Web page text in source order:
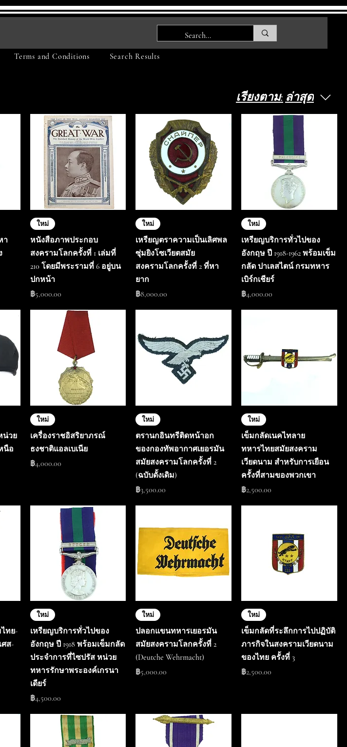
Terms and Conditions Search Results
เรียงตาม: ล่าสุด
า
ใหม่
หนังสือภาพประกอบ
สงครามโลกครั้งที่ 1 เล่มที่
210 โดยมีพระรามที่ 6 อยู่บน
ปกหน้า
ราคา
฿5,000.00
ใหม่
เหรียญตราความเป็นเลิศพล
ซุ่มยิงโซเวียตสมัย
สงครามโลกครั้งที่ 2 ที่หา
ยาก
ราคา
฿8,000.00
ใหม่
เหรียญบริการทั่วไปของ
อังกฤษ ปี 1918-1962 พร้อมเข็ม
กลัด ปาเลสไตน์ กรมทหาร
เบิร์กเชียร์
ราคา
฿4,000.00
น่วย
นือ
ใหม่
เครื่องราชอิสริยาภรณ์
ธงชาติแอลเบเนีย
ราคา
฿4,000.00
ใหม่
ตรานกอินทรีติดหน้าอก
ของกองทัพอากาศเยอรมัน
สมัยสงครามโลกครั้งที่ 2
(ฉบับดั้งเดิม)
ราคา
฿3,500.00
ใหม่
เข็มกลัดเนคไทลาย
ทหารไทยสมัยสงคราม
เวียดนาม สำหรับการเยือน
ครั้งที่สามของพวกเขา
ราคา
฿2,500.00
ทย-
ศส-
ใหม่
เหรียญบริการทั่วไปของ
อังกฤษ ปี 1918 พร้อมเข็มกลัด
ประจำการที่ไซปรัส หน่วย
ทหารรักษาพระองค์เกรนา
เดียร์
ราคา
฿4,500.00
ใหม่
ปลอกแขนทหารเยอรมัน
สมัยสงครามโลกครั้งที่ 2
(Deutche Wehrmacht)
ราคา
฿5,000.00
ใหม่
เข็มกลัดที่ระลึกการไปปฏิบัติ
ภารกิจในสงครามเวียดนาม
ของไทย ครั้งที่ 3
ราคา
฿2,500.00